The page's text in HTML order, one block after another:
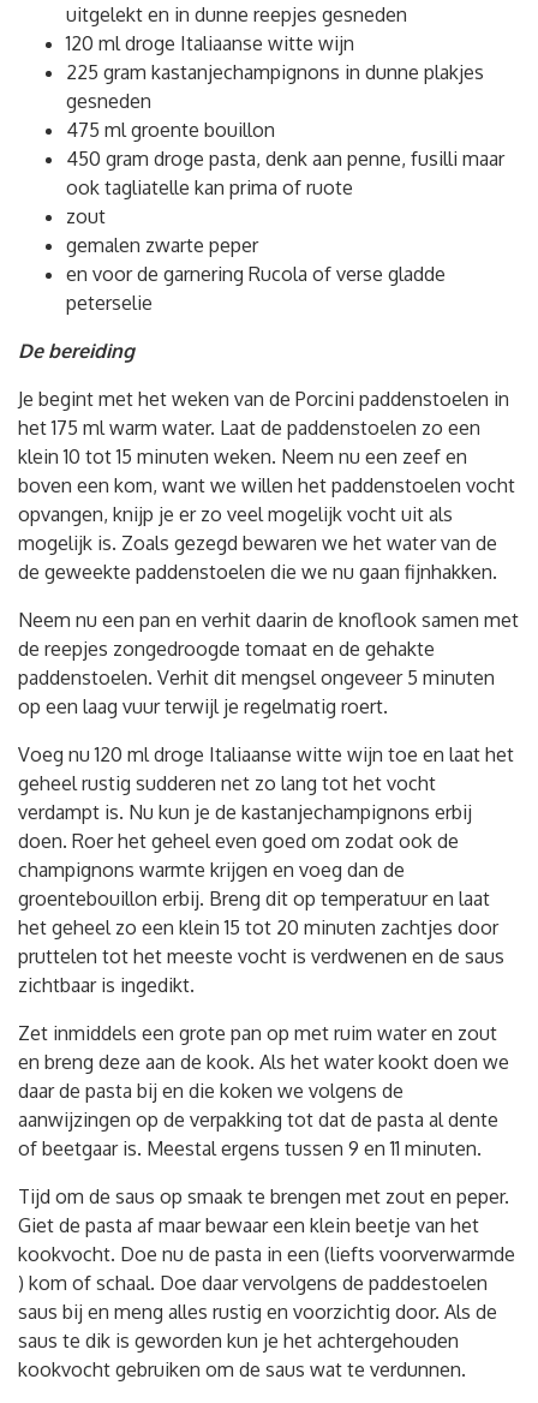
uitgelekt en in dunne reepjes gesneden
120 ml droge Italiaanse witte wijn
225 gram kastanjechampignons in dunne plakjes
gesneden
475 ml groente bouillon
450 gram droge pasta, denk aan penne, fusilli maar
ook tagliatelle kan prima of ruote
zout
gemalen zwarte peper
en voor de garnering Rucola of verse gladde
peterselie
De bereiding
Je begint met het weken van de Porcini paddenstoelen in
het 175 ml warm water. Laat de paddenstoelen zo een
klein 10 tot 15 minuten weken. Neem nu een zeef en
boven een kom, want we willen het paddenstoelen vocht
opvangen, knijp je er zo veel mogelijk vocht uit als
mogelijk is. Zoals gezegd bewaren we het water van de
de geweekte paddenstoelen die we nu gaan fijnhakken.
Neem nu een pan en verhit daarin de knoflook samen met
de reepjes zongedroogde tomaat en de gehakte
paddenstoelen. Verhit dit mengsel ongeveer 5 minuten
op een laag vuur terwijl je regelmatig roert.
Voeg nu 120 ml droge Italiaanse witte wijn toe en laat het
geheel rustig sudderen net zo lang tot het vocht
verdampt is. Nu kun je de kastanjechampignons erbij
doen. Roer het geheel even goed om zodat ook de
champignons warmte krijgen en voeg dan de
groentebouillon erbij. Breng dit op temperatuur en laat
het geheel zo een klein 15 tot 20 minuten zachtjes door
pruttelen tot het meeste vocht is verdwenen en de saus
zichtbaar is ingedikt.
Zet inmiddels een grote pan op met ruim water en zout
en breng deze aan de kook. Als het water kookt doen we
daar de pasta bij en die koken we volgens de
aanwijzingen op de verpakking tot dat de pasta al dente
of beetgaar is. Meestal ergens tussen 9 en 11 minuten.
Tijd om de saus op smaak te brengen met zout en peper.
Giet de pasta af maar bewaar een klein beetje van het
kookvocht. Doe nu de pasta in een (liefts voorverwarmde
) kom of schaal. Doe daar vervolgens de paddestoelen
saus bij en meng alles rustig en voorzichtig door. Als de
saus te dik is geworden kun je het achtergehouden
kookvocht gebruiken om de saus wat te verdunnen.